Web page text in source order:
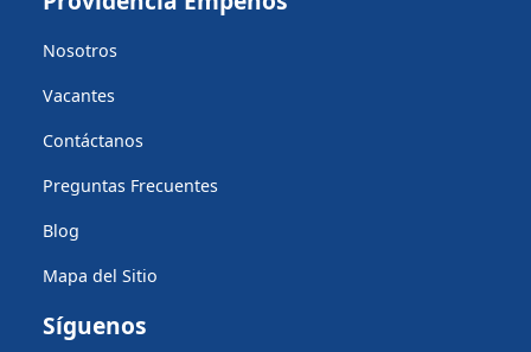
Nosotros
Vacantes
Contáctanos
Preguntas Frecuentes
Blog
Mapa del Sitio
Síguenos